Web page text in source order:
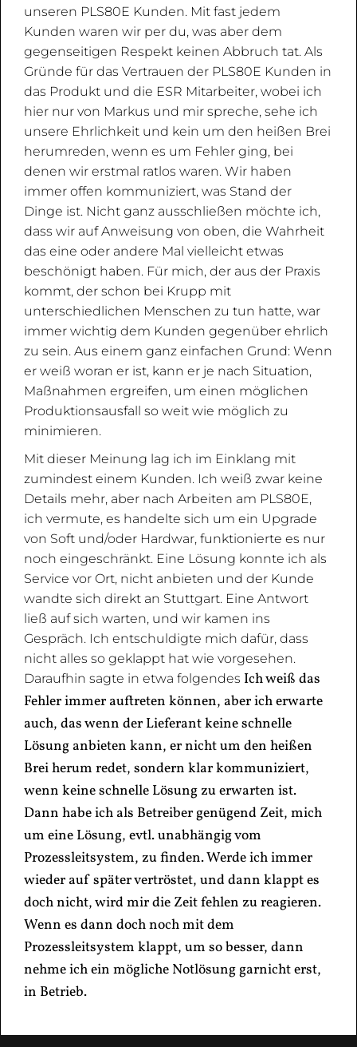
unseren PLS80E Kunden. Mit fast jedem
Kunden waren wir per du, was aber dem
gegenseitigen Respekt keinen Abbruch tat. Als
Gründe für das Vertrauen der PLS80E Kunden in
das Produkt und die ESR Mitarbeiter, wobei ich
hier nur von Markus und mir spreche, sehe ich
unsere Ehrlichkeit und kein um den heißen Brei
herumreden, wenn es um Fehler ging, bei
denen wir erstmal ratlos waren. Wir haben
immer offen kommuniziert, was Stand der
Dinge ist. Nicht ganz ausschließen möchte ich,
dass wir auf Anweisung von oben, die Wahrheit
das eine oder andere Mal vielleicht etwas
beschönigt haben. Für mich, der aus der Praxis
kommt, der schon bei Krupp mit
unterschiedlichen Menschen zu tun hatte, war
immer wichtig dem Kunden gegenüber ehrlich
zu sein. Aus einem ganz einfachen Grund: Wenn
er weiß woran er ist, kann er je nach Situation,
Maßnahmen ergreifen, um einen möglichen
Produktionsausfall so weit wie möglich zu
minimieren.
Mit dieser Meinung lag ich im Einklang mit
zumindest einem Kunden. Ich weiß zwar keine
Details mehr, aber nach Arbeiten am PLS80E,
ich vermute, es handelte sich um ein Upgrade
von Soft und/oder Hardwar, funktionierte es nur
noch eingeschränkt. Eine Lösung konnte ich als
Service vor Ort, nicht anbieten und der Kunde
wandte sich direkt an Stuttgart. Eine Antwort
ließ auf sich warten, und wir kamen ins
Gespräch. Ich entschuldigte mich dafür, dass
nicht alles so geklappt hat wie vorgesehen.
Daraufhin sagte in etwa folgendes Ich weiß das
Fehler immer auftreten können, aber ich erwarte
auch, das wenn der Lieferant keine schnelle
Lösung anbieten kann, er nicht um den heißen
Brei herum redet, sondern klar kommuniziert,
wenn keine schnelle Lösung zu erwarten ist.
Dann habe ich als Betreiber genügend Zeit, mich
um eine Lösung, evtl. unabhängig vom
Prozessleitsystem, zu finden. Werde ich immer
wieder auf später vertröstet, und dann klappt es
doch nicht, wird mir die Zeit fehlen zu reagieren.
Wenn es dann doch noch mit dem
Prozessleitsystem klappt, um so besser, dann
nehme ich ein mögliche Notlösung garnicht erst,
in Betrieb.